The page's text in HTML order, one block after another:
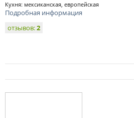
Кухня: мексиканская, европейская
Подробная информация
отзывов:2